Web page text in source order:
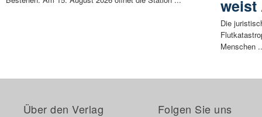
weist
Die
Menschen
Über den Verlag Folgen Sie uns